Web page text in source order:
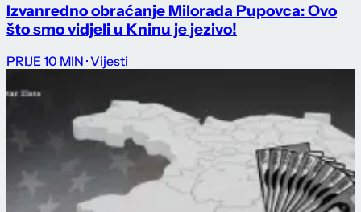
Izvanredno obraćanje Milorada Pupovca: Ovo
što smo vidjeli u Kninu je jezivo!
PRIJE 10 MIN · Vijesti